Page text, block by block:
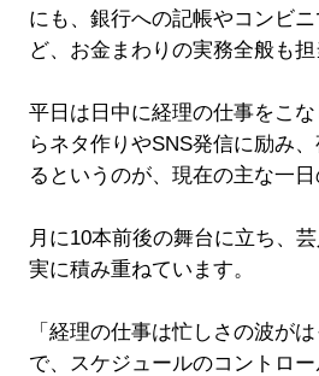
にも、銀行への記帳やコンビ
ど、お金まわりの実務全般も担
平日は日中に経理の仕事をこ
らネタ作りやSNS発信に励み
るというのが、現在の主な一日
月に10本前後の舞台に立ち、
実に積み重ねています。
「経理の仕事は忙しさの波が
で、スケジュールのコントロ